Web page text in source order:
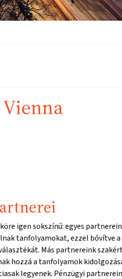
igen sokszínű: egyes
tanfolyamokat, ezzel bővítve a
Más partnereink
hozzá a tanfolyamok
legyenek. Pénzügyi